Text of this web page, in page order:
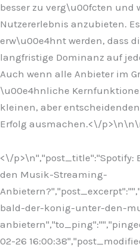
besser zu verg\u00fcten und
Nutzererlebnis anzubieten.
erw\u00e4hnt werden, dass
langfristige Dominanz auf
Auch wenn alle Anbieter im
\u00e4hnliche
kleinen, aber
Erfolg ausmachen.<\/p>\n
<\/p>\n","post_title":"Spotify:
den Musik-Streaming-
bald-der-konig-unter-den-
02-26